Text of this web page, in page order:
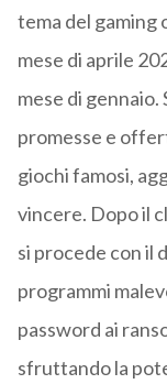
tema del gaming
mese di aprile
mese di
promesse e
giochi famosi,
vincere. Dopo il
si procede con il
programmi
password ai
sfruttando la